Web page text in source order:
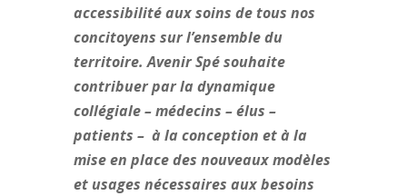
accessibilité aux soins de tous nos
concitoyens sur l’ensemble du
territoire. Avenir Spé souhaite
contribuer par la dynamique
collégiale – médecins – élus –
patients – à la conception et à la
mise en place des nouveaux modèles
et usages nécessaires aux besoins